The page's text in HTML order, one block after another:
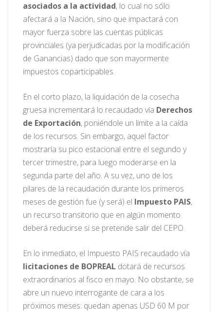
asociados a la actividad, lo cual no sólo
afectará a la Nación, sino que impactará con
mayor fuerza sobre las cuentas públicas
provinciales (ya perjudicadas por la modificación
de Ganancias) dado que son mayormente
impuestos coparticipables.
En el corto plazo, la liquidación de la cosecha
gruesa incrementará lo recaudado vía Derechos
de Exportación, poniéndole un límite a la caída
de los recursos. Sin embargo, aquel factor
mostraría su pico estacional entre el segundo y
tercer trimestre, para luego moderarse en la
segunda parte del año. A su vez, uno de los
pilares de la recaudación durante los primeros
meses de gestión fue (y será) el Impuesto PAIS,
un recurso transitorio que en algún momento
deberá reducirse si se pretende salir del CEPO.
En lo inmediato, el Impuesto PAIS recaudado vía
licitaciones de BOPREAL dotará de recursos
extraordinarios al fisco en mayo. No obstante, se
abre un nuevo interrogante de cara a los
próximos meses: quedan apenas USD 60 M por